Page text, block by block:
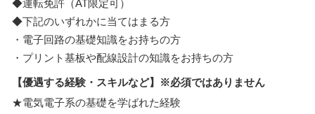
◆運転免許（AT限定可）
◆下記のいずれかに当てはまる方
・電子回路の基礎知識をお持ちの方
・プリント基板や配線設計の知識をお持ちの方
【優遇する経験・スキルなど】※必須ではありません
★電気電子系の基礎を学ばれた経験